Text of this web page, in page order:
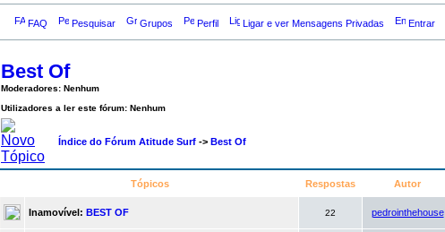
FAQ Pesquisar Grupos Perfil Ligar e ver Mensagens Privadas Entrar
Best Of
Moderadores: Nenhum
Utilizadores a ler este fórum: Nenhum
Índice do Fórum Atitude Surf -> Best Of
Tópicos Respostas Autor
Inamovível: BEST OF 22 pedrointhehouse